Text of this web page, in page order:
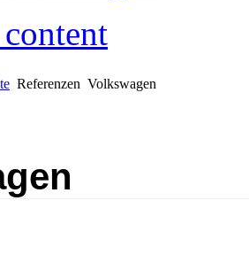
Referenzen Volkswagen